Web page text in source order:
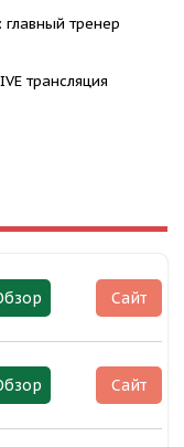
тренер
трансляция
Сайт
Сайт